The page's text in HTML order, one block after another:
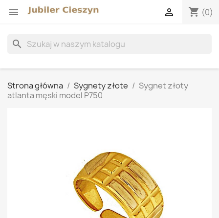
 shopping_cart (0)

search
Strona główna Sygnety złote
Sygnet złoty
atlanta męski model P750